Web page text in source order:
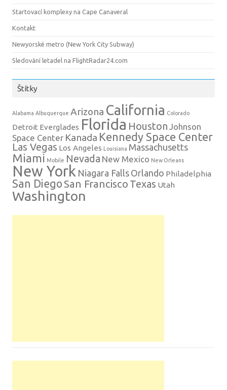
Startovací komplexy na Cape Canaveral
Kontakt
Newyorské metro (New York City Subway)
Sledování letadel na FlightRadar24.com
Štítky
Alabama Albuquerque Arizona California Colorado
Detroit Everglades Florida Houston Johnson
Space Center Kanada Kennedy Space Center
Las Vegas Los Angeles Louisiana Massachusetts
Miami Mobile Nevada New Mexico New Orleans
New York Niagara Falls Orlando Philadelphia
San Diego San Francisco Texas Utah
Washington